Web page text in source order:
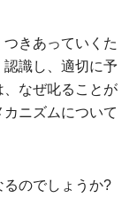
きあっていくた
識し、適切に予
、なぜ叱ることが
ニズムについて
のでしょうか?